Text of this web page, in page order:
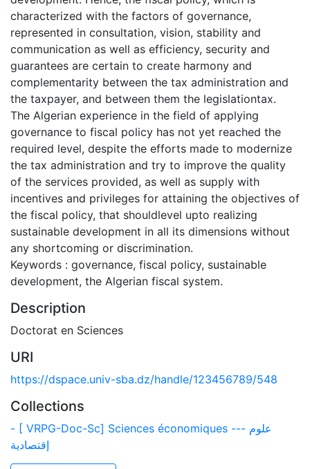
characterized with the factors of governance,
represented in consultation, vision, stability and
communication as well as efficiency, security and
guarantees are certain to create harmony and
complementarity between the tax administration and
the taxpayer, and between them the legislationtax.
The Algerian experience in the field of applying
governance to fiscal policy has not yet reached the
required level, despite the efforts made to modernize
the tax administration and try to improve the quality
of the services provided, as well as supply with
incentives and privileges for attaining the objectives of
the fiscal policy, that shouldlevel upto realizing
sustainable development in all its dimensions without
any shortcoming or discrimination.
Keywords : governance, fiscal policy, sustainable
development, the Algerian fiscal system.
Description
Doctorat en Sciences
URI
https://dspace.univ-sba.dz/handle/123456789/548
Collections
- [ VRPG-Doc-Sc] Sciences économiques --- علوم
إقتصادية